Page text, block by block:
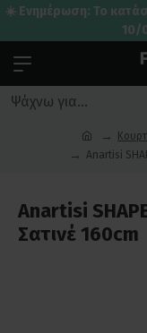
☀️ Ενημέρωση: Το
10/
Anartisi
Anartisi
Σατινέ 160cm